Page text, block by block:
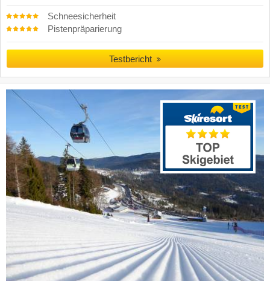
Schneesicherheit
Pistenpräparierung
Testbericht